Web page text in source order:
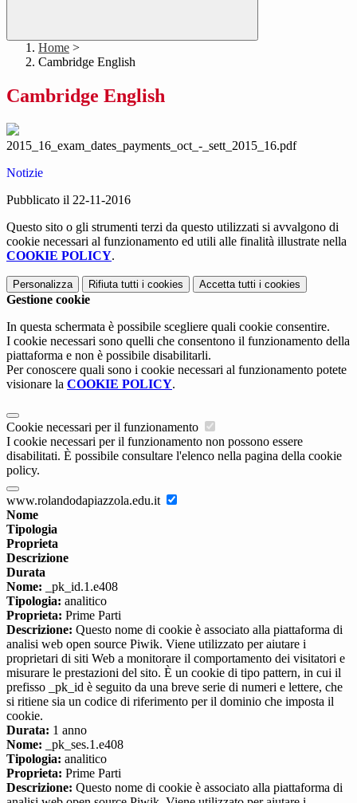
Home >
Cambridge English
Cambridge English
2015_16_exam_dates_payments_oct_-_sett_2015_16.pdf
Notizie
Pubblicato il 22-11-2016
Questo sito o gli strumenti terzi da questo utilizzati si avvalgono di
cookie necessari al funzionamento ed utili alle finalità illustrate nella
COOKIE POLICY.
Personalizza Rifiuta tutti i cookies Accetta tutti i cookies
Gestione cookie
In questa schermata è possibile scegliere quali cookie consentire.
I cookie necessari sono quelli che consentono il funzionamento della
piattaforma e non è possibile disabilitarli.
Per conoscere quali sono i cookie necessari al funzionamento potete
visionare la COOKIE POLICY.
Cookie necessari per il funzionamento
I cookie necessari per il funzionamento non possono essere
disabilitati. È possibile consultare l'elenco nella pagina della cookie
policy.
www.rolandodapiazzola.edu.it
Nome
Tipologia
Proprieta
Descrizione
Durata
Nome: _pk_id.1.e408
Tipologia: analitico
Proprieta: Prime Parti
Descrizione: Questo nome di cookie è associato alla piattaforma di
analisi web open source Piwik. Viene utilizzato per aiutare i
proprietari di siti Web a monitorare il comportamento dei visitatori e
misurare le prestazioni del sito. È un cookie di tipo pattern, in cui il
prefisso _pk_id è seguito da una breve serie di numeri e lettere, che
si ritiene sia un codice di riferimento per il dominio che imposta il
cookie.
Durata: 1 anno
Nome: _pk_ses.1.e408
Tipologia: analitico
Proprieta: Prime Parti
Descrizione: Questo nome di cookie è associato alla piattaforma di